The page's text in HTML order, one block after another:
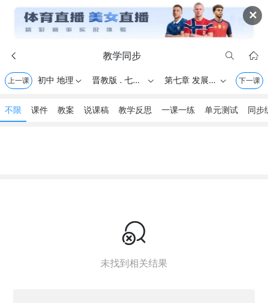
✕
 教学同步  
上一课 初中 地理  晋教版 . 七年级上册  第七章 发展与合作——经济全球化  下一课
不限 课件 教案 说课稿 教学反思 一课一练 单元测试 同步

未找到相关结果